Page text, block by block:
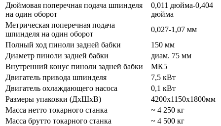
Дюймовая поперечная подача шпинделя
на один оборот
0,011 дюйма-0,404
дюйма
Метрическая поперечная подача
шпинделя на один оборот
0,027-1,07 мм
Полный ход пиноли задней бабки
150 мм
Диаметр пиноли задней бабки
диам. 75 мм
Внутренний конус пиноли задней бабки
MК5
Двигатель привода шпинделя
7,5 кВт
Двигатель охлаждающего насоса
0,1 кВт
Размеры упаковки (ДхШхВ)
4200х1150х1800мм
Масса нетто токарного станка
~ 4 250 кг
Масса брутто токарного станка
~ 4 500 кг